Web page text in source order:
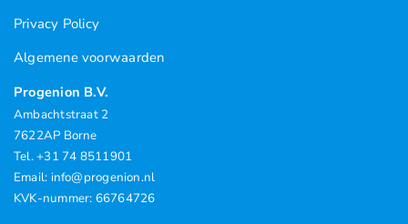
Privacy Policy
Algemene voorwaarden
Progenion B.V.
Ambachtstraat 2
7622AP Borne
Tel. +31 74 8511901
Email: info@progenion.nl
KVK-nummer: 66764726